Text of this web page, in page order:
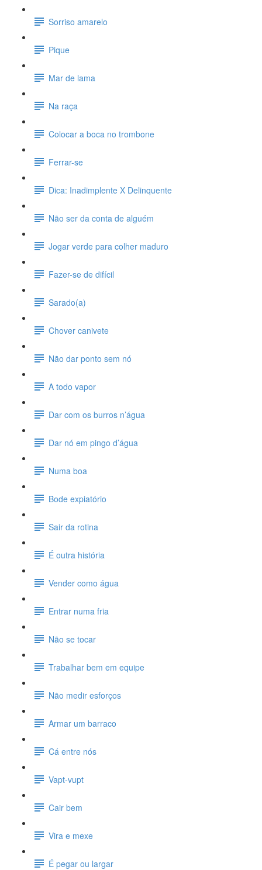
Sorriso amarelo
Pique
Mar de lama
Na raça
Colocar a boca no trombone
Ferrar-se
Dica: Inadimplente X Delinquente
Não ser da conta de alguém
Jogar verde para colher maduro
Fazer-se de difícil
Sarado(a)
Chover canivete
Não dar ponto sem nó
A todo vapor
Dar com os burros n’água
Dar nó em pingo d’água
Numa boa
Bode expiatório
Sair da rotina
É outra história
Vender como água
Entrar numa fria
Não se tocar
Trabalhar bem em equipe
Não medir esforços
Armar um barraco
Cá entre nós
Vapt-vupt
Cair bem
Vira e mexe
É pegar ou largar